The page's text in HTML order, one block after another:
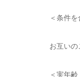
＜条件
お互いの
＜実年